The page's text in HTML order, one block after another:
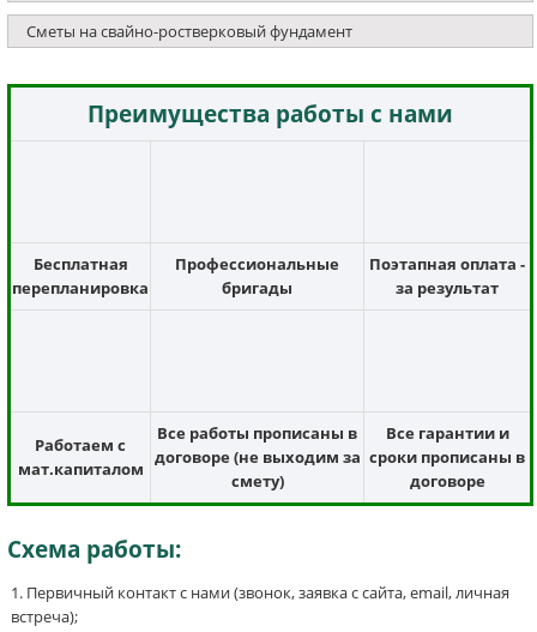
Сметы на свайно-ростверковый фундамент
Преимущества работы с нами
Бесплатная
перепланировка
Профессиональные
бригады
Поэтапная оплата -
за результат
Работаем с
мат.капиталом
Все работы прописаны в
договоре (не выходим за
смету)
Все гарантии и
сроки прописаны в
договоре
Схема работы:
Первичный контакт с нами (звонок, заявка с сайта, email, личная
встреча);